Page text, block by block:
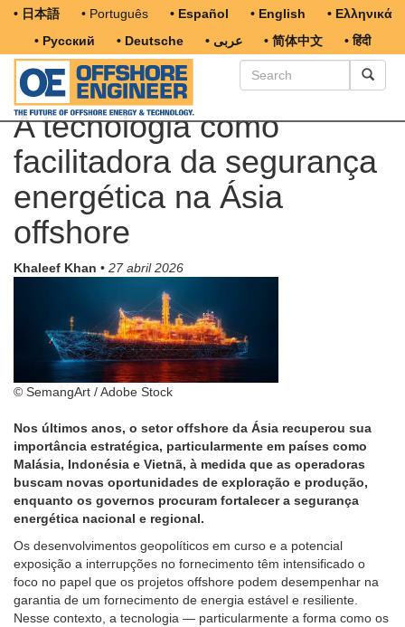
• 日本語 • Português • Español • English
• Ελληνικά
• Русский
• Deutsche • عربى • 简体中文 • हिंदी
A tecnologia como
facilitadora da segurança
energética na Ásia
offshore
Khaleef Khan • 27 abril 2026
© SemangArt / Adobe Stock
Nos últimos anos, o setor offshore da Ásia recuperou sua
importância estratégica, particularmente em países como
Malásia, Indonésia e Vietnã, à medida que as operadoras
buscam novas oportunidades de exploração e produção,
enquanto os governos procuram fortalecer a segurança
energética nacional e regional.
Os desenvolvimentos geopolíticos em curso e a potencial
exposição a interrupções no fornecimento têm intensificado o
foco no papel que os projetos offshore podem desempenhar na
garantia de um fornecimento de energia estável e resiliente.
Nesse contexto, a tecnologia — particularmente a forma como os